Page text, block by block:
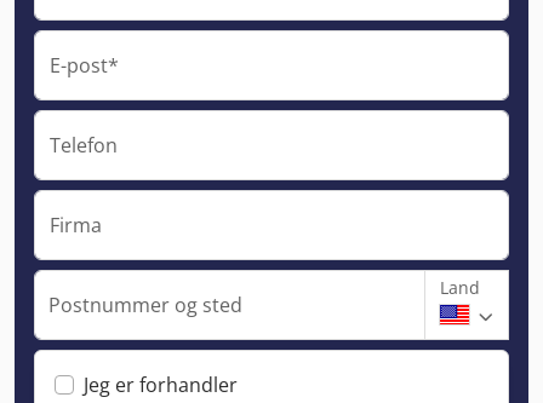
E-post*
Telefon
Firma
Postnummer og sted
Land
Jeg er forhandler